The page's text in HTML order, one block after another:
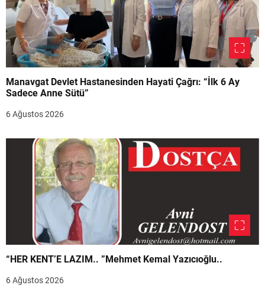
Manavgat Devlet Hastanesinden Hayati Çağrı: “İlk 6 Ay
Sadece Anne Sütü”
6 Ağustos 2026
“HER KENT’E LAZIM.. ”Mehmet Kemal Yazıcıoğlu..
6 Ağustos 2026